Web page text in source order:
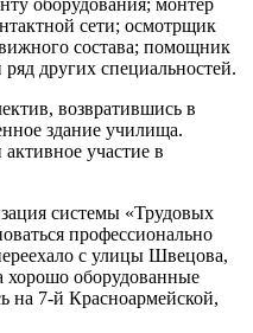
сети; осмотрщик
состава; помощник
других специальностей.
возвратившись в
здание училища.
участие в
системы «Трудовых
профессионально
с улицы Швецова,
хорошо оборудованные
на 7-й Красноармейской,